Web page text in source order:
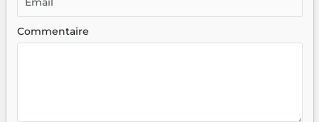
Commentaire